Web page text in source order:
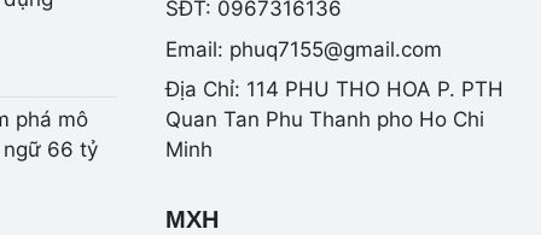
phá mô
66 tỷ
SĐT: 0967316136
Email: phuq7155@gmail.com
Địa Chỉ: 114 PHU THO HOA P. PTH
Quan Tan Phu Thanh pho Ho Chi
Minh
MXH